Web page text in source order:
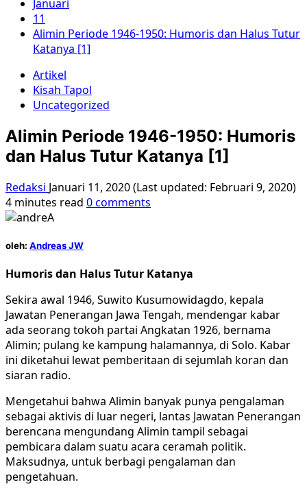
Januari
11
Alimin Periode 1946-1950: Humoris dan Halus Tutur
Katanya [1]
Artikel
Kisah Tapol
Uncategorized
Alimin Periode 1946-1950: Humoris
dan Halus Tutur Katanya [1]
Redaksi Januari 11, 2020 (Last updated: Februari 9, 2020)
4 minutes read 0 comments
oleh: Andreas JW
Humoris dan Halus Tutur Katanya
Sekira awal 1946, Suwito Kusumowidagdo, kepala
Jawatan Penerangan Jawa Tengah, mendengar kabar
ada seorang tokoh partai Angkatan 1926, bernama
Alimin; pulang ke kampung halamannya, di Solo. Kabar
ini diketahui lewat pemberitaan di sejumlah koran dan
siaran radio.
Mengetahui bahwa Alimin banyak punya pengalaman
sebagai aktivis di luar negeri, lantas Jawatan Penerangan
berencana mengundang Alimin tampil sebagai
pembicara dalam suatu acara ceramah politik.
Maksudnya, untuk berbagi pengalaman dan
pengetahuan.